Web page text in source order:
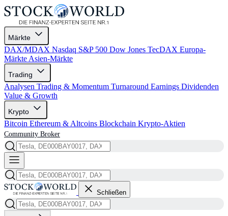
Märkte
DAX/MDAX Nasdaq S&P 500 Dow Jones TecDAX Europa-
Märkte Asien-Märkte
Trading
Analysen Trading & Momentum Turnaround Earnings Dividenden
Value & Growth
Krypto
Bitcoin Ethereum & Altcoins Blockchain Krypto-Aktien
Community Broker
Schließen